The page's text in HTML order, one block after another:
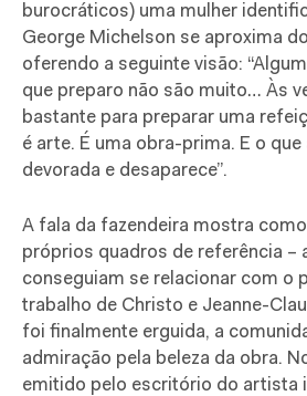
burocráticos) uma mulher
George Michelson se aproxima
oferendo a seguinte visão:
que preparo não são muito… Às
bastante para preparar uma
é arte. É uma obra-prima. E o que
devorada e desaparece”.
A fala da fazendeira mostra
próprios quadros de referência –
conseguiam se relacionar com o
trabalho de Christo e Jeanne-
foi finalmente erguida, a
admiração pela beleza da obra.
emitido pelo escritório do artista